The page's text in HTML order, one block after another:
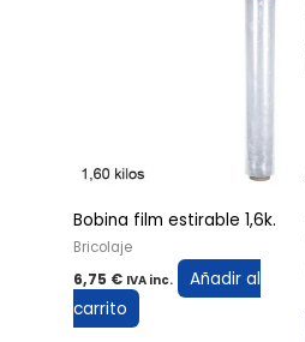
Bobina film estirable 1,6k.
Bricolaje
6,75 € IVA inc.
Añadir al
carrito